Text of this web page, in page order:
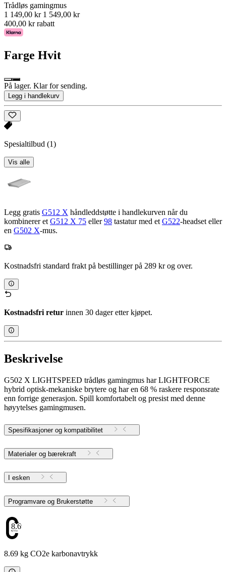
Trådløs gamingmus
1 149,00 kr 1 549,00 kr
400,00 kr rabatt
Farge Hvit
På lager. Klar for sending.
Legg i handlekurv
Spesialtilbud (1)
Vis alle
Legg gratis G512 X håndleddstøtte i handlekurven når du
kombinerer et G512 X 75 eller98 tastatur med et G522-headset eller
en G502 X-mus.
Kostnadsfri standard frakt på bestillinger på 289 kr og over.
Kostnadsfri retur innen 30 dager etter kjøpet.
Beskrivelse
G502 X LIGHTSPEED trådløs gamingmus har LIGHTFORCE
hybrid optisk-mekaniske brytere og har en 68 % raskere responsrate
enn forrige generasjon. Spill komfortabelt og presist med denne
høyytelses gamingmusen.
Spesifikasjoner og kompatibilitet
Materialer og bærekraft
I esken
Programvare og Brukerstøtte
8.69
8.69 kg CO2e karbonavtrykk